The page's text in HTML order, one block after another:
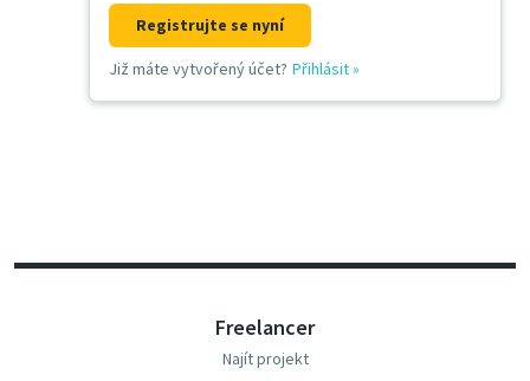
Registrujte se nyní
Již máte vytvořený účet? Přihlásit»
Freelancer
Najít projekt